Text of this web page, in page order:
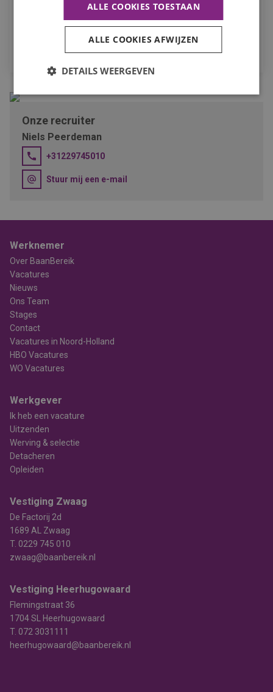
Ik ga akkoord dat mijn persoonsgegevens worden
verwerkt ten behoeve van mijn sollicitatie.
SOLLICITEER
Onze recruiter
Niels Peerdeman
+31229745010
Stuur mij een e-mail
Werknemer
Over BaanBereik
Vacatures
Nieuws
Ons Team
Stages
Contact
Vacatures in Noord-Holland
HBO Vacatures
WO Vacatures
Werkgever
Ik heb een vacature
Uitzenden
Werving & selectie
Detacheren
Opleiden
Vestiging Zwaag
De Factorij 2d
1689 AL Zwaag
T. 0229 745 010
zwaag@baanbereik.nl
Vestiging Heerhugowaard
Flemingstraat 36
1704 SL Heerhugowaard
T. 072 3031111
heerhugowaard@baanbereik.nl
ALLE COOKIES TOESTAAN
ALLE COOKIES AFWIJZEN
DETAILS WEERGEVEN